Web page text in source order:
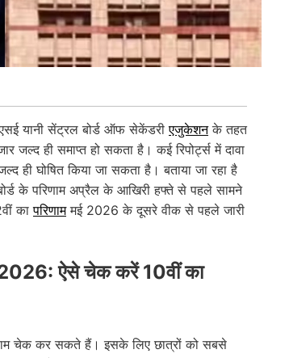
यानी सेंट्रल बोर्ड ऑफ सेकेंडरीएजुकेशनके तहत
जल्द ही समाप्त हो सकता है। कई रिपोर्ट्स में दावा
ही घोषित किया जा सकता है। बताया जा रहा है
के परिणाम अप्रैल के आखिरी हफ्ते से पहले सामने
कापरिणाममई 2026 के दूसरे वीक से पहले जारी
2026: ऐसे चेक करें 10वीं का
चेक कर सकते हैं। इसके लिए छात्रों को सबसे